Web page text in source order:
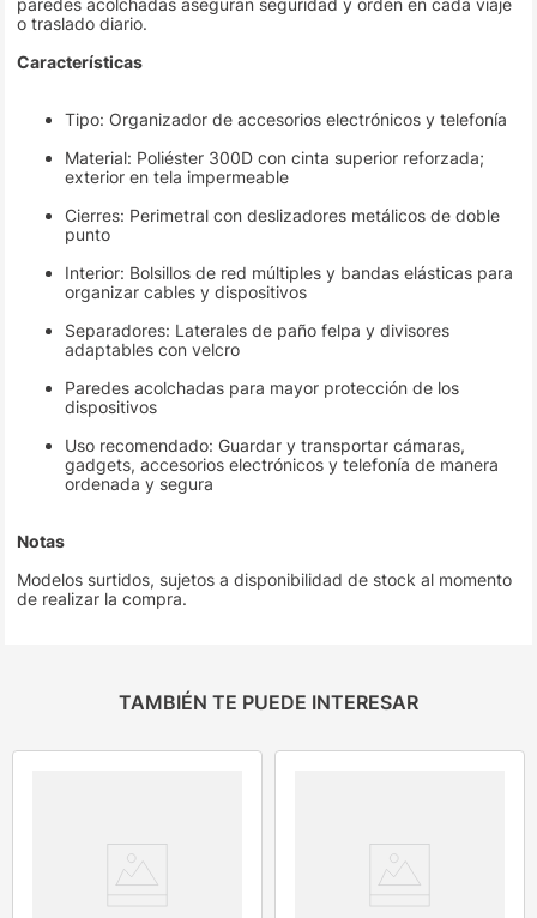
paredes acolchadas aseguran seguridad y orden en cada viaje
o traslado diario.
Características
Tipo: Organizador de accesorios electrónicos y telefonía
Material: Poliéster 300D con cinta superior reforzada;
exterior en tela impermeable
Cierres: Perimetral con deslizadores metálicos de doble
punto
Interior: Bolsillos de red múltiples y bandas elásticas para
organizar cables y dispositivos
Separadores: Laterales de paño felpa y divisores
adaptables con velcro
Paredes acolchadas para mayor protección de los
dispositivos
Uso recomendado: Guardar y transportar cámaras,
gadgets, accesorios electrónicos y telefonía de manera
ordenada y segura
Notas
Modelos surtidos, sujetos a disponibilidad de stock al momento
de realizar la compra.
TAMBIÉN TE PUEDE INTERESAR